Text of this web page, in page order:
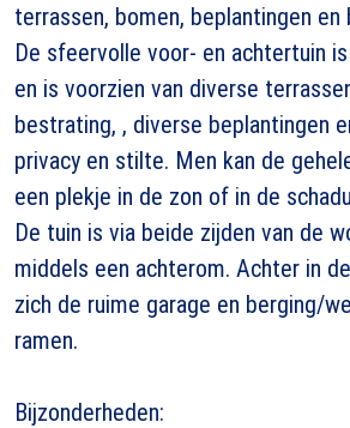
terrassen, bomen, beplantingen en
De sfeervolle voor- en achtertuin
en is voorzien van diverse
bestrating, , diverse beplantingen
privacy en stilte. Men kan de
een plekje in de zon of in de
De tuin is via beide zijden van de
middels een achterom. Achter in
zich de ruime garage en berging/
ramen.
Bijzonderheden: